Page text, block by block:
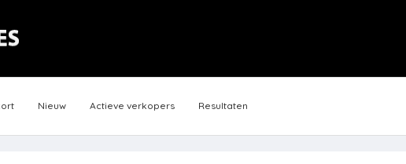
Nieuw Actieve verkopers Resultaten